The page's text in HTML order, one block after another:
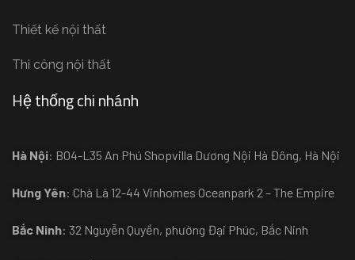
Thiết kế nội thất
Thi công nội thất
Hệ thống chi nhánh
Hà Nội: B04-L35 An Phú Shopvilla Dương Nội Hà Đông, Hà Nội
Hưng Yên: Chà Là 12-44 Vinhomes Oceanpark 2 – The Empire
Bắc Ninh: 32 Nguyễn Quyền, phường Đại Phúc, Bắc Ninh